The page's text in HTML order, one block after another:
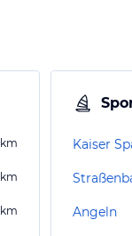
km
km
km
Kaiser
Angeln